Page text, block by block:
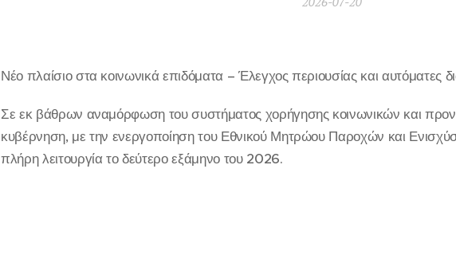
Νέο πλαίσιο στα κοινωνικά επιδόματα – Έλεγχος περιουσίας και αυτόματες
Σε εκ βάθρων αναμόρφωση του συστήματος χορήγησης κοινωνικών και
κυβέρνηση, με την ενεργοποίηση του Εθνικού Μητρώου Παροχών και
πλήρη λειτουργία το δεύτερο εξάμηνο του 2026.